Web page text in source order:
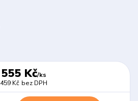
555 Kč/ks
459 Kč bez DPH